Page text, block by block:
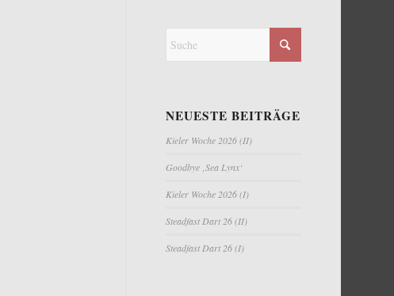
NEUESTE BEITRÄGE
Kieler Woche 2026 (II)
Goodbye ‚Sea Lynx‘
Kieler Woche 2026 (I)
Steadfast Dart 26 (II)
Steadfast Dart 26 (I)